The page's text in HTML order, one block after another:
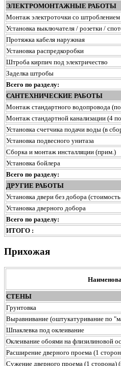
ЭЛЕКТРОМОНТАЖНЫЕ РАБОТЫ
Монтаж электроточки со штроблением
Установка выключателя / розетки /
Протяжка кабеля наружная
Установка распредкоробки
Штроба кирпич под электричество
Заделка штробы
Всего по разделу:
САНТЕХНИЧЕСКИЕ РАБОТЫ
Монтаж стандартного водопровода
Монтаж стандартной канализации (4
Установка счетчика подачи воды (в
Установка подвесного унитаза
Сборка и монтаж инсталляции (прим.)
Установка бойлера
Всего по разделу:
ДРУГИЕ РАБОТЫ
Установка двери без добора
Установка дверного добора
Всего по разделу:
ИТОГО :
Прихожая
СТЕНЫ
Грунтовка
Выравнивание (оштукатуривание по
Шпаклевка под оклеивание
Оклеивание обоями на флизилиновой
Расширение дверного проема (1
Сужение дверного проема (1 сторона)